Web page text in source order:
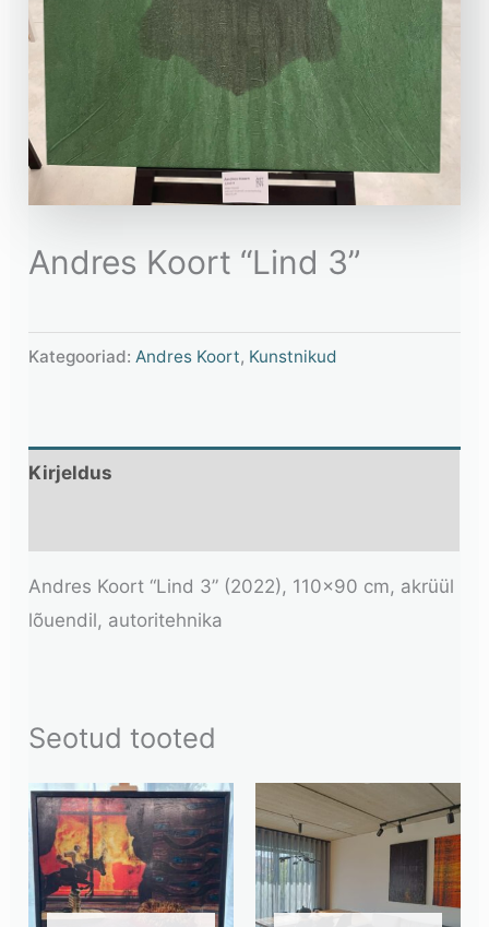
Andres Koort “Lind 3”
Kategooriad:Andres Koort, Kunstnikud
Kirjeldus
Andres Koort “Lind 3” (2022), 110×90 cm, akrüül
lõuendil, autoritehnika
Seotud tooted